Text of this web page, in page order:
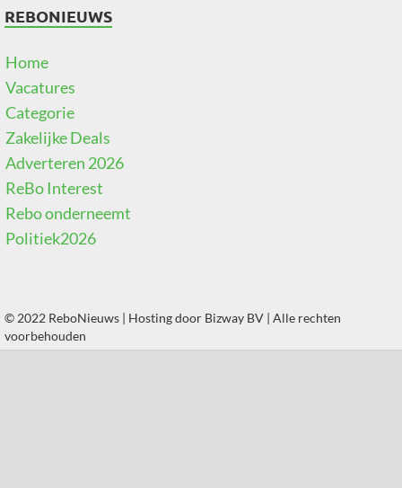
REBONIEUWS
Home
Vacatures
Categorie
Zakelijke Deals
Adverteren 2026
ReBo Interest
Rebo onderneemt
Politiek2026
© 2022 ReboNieuws | Hosting door Bizway BV | Alle rechten
voorbehouden